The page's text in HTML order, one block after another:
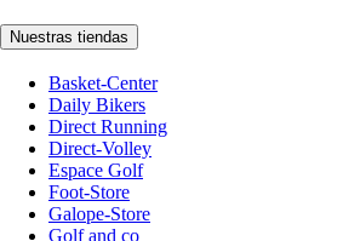
Nuestras tiendas
Basket-Center
Daily Bikers
Direct Running
Direct-Volley
Espace Golf
Foot-Store
Galope-Store
Golf and co